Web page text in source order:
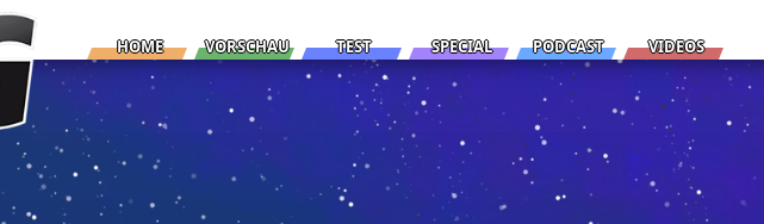
HOME VORSCHAU TEST SPECIAL PODCAST VIDEOS